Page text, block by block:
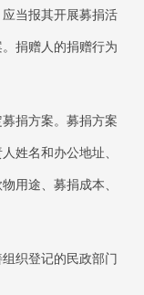
当报其开展募捐活
捐赠人的捐赠行为
捐方案。募捐方案
姓名和办公地址、
用途、募捐成本、
织登记的民政部门